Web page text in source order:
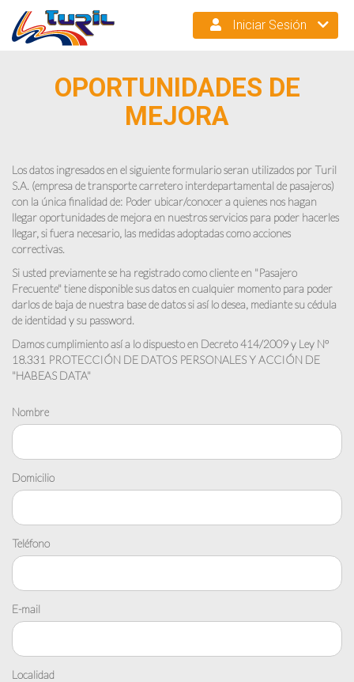
Iniciar Sesión
OPORTUNIDADES DE
MEJORA
Los datos ingresados en el siguiente formulario seran utilizados por Turil
S.A. (empresa de transporte carretero interdepartamental de pasajeros)
con la única finalidad de: Poder ubicar/conocer a quienes nos hagan
llegar oportunidades de mejora en nuestros servicios para poder hacerles
llegar, si fuera necesario, las medidas adoptadas como acciones
correctivas.
Si usted previamente se ha registrado como cliente en "Pasajero
Frecuente" tiene disponible sus datos en cualquier momento para poder
darlos de baja de nuestra base de datos si así lo desea, mediante su cédula
de identidad y su password.
Damos cumplimiento así a lo dispuesto en Decreto 414/2009 y Ley Nº
18.331 PROTECCIÓN DE DATOS PERSONALES Y ACCIÓN DE
"HABEAS DATA"
Nombre
Domicilio
Teléfono
E-mail
Localidad